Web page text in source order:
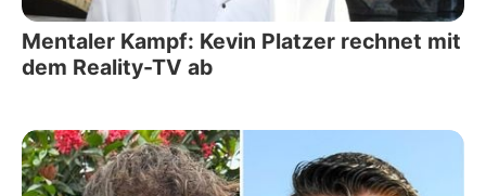
Mentaler Kampf: Kevin Platzer rechnet mit
dem Reality-TV ab